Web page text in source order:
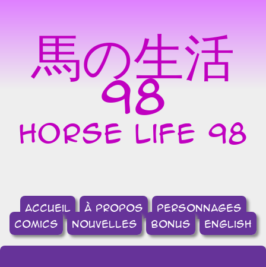
馬の生活
98
horse life 98
accueil à propos
Personnages
comics
nouvelles bonus english